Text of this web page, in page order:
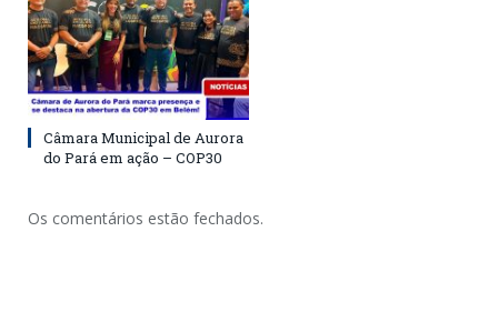
Câmara Municipal de Aurora
do Pará em ação – COP30
Os comentários estão fechados.